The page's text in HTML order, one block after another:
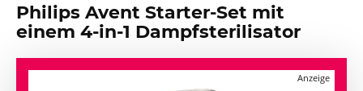
Philips Avent Starter-Set mit
einem 4-in-1 Dampfsterilisator